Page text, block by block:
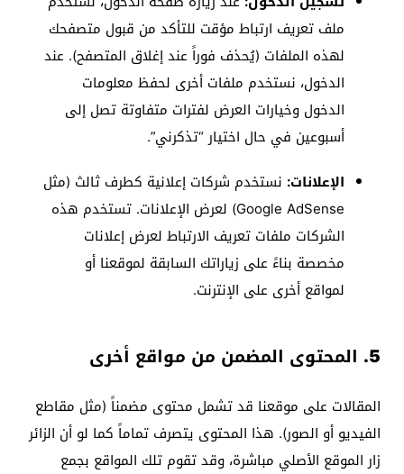
ملف تعريف ارتباط مؤقت للتأكد من قبول متصفحك
لهذه الملفات (يُحذف فوراً عند إغلاق المتصفح). عند
الدخول، نستخدم ملفات أخرى لحفظ معلومات
الدخول وخيارات العرض لفترات متفاوتة تصل إلى
أسبوعين في حال اختيار “تذكرني”.
الإعلانات: نستخدم شركات إعلانية كطرف ثالث (مثل
Google AdSense) لعرض الإعلانات. تستخدم هذه
الشركات ملفات تعريف الارتباط لعرض إعلانات
مخصصة بناءً على زياراتك السابقة لموقعنا أو
لمواقع أخرى على الإنترنت.
5. المحتوى المضمن من مواقع أخرى
المقالات على موقعنا قد تشمل محتوى مضمناً (مثل مقاطع
الفيديو أو الصور). هذا المحتوى يتصرف تماماً كما لو أن الزائر
زار الموقع الأصلي مباشرة، وقد تقوم تلك المواقع بجمع